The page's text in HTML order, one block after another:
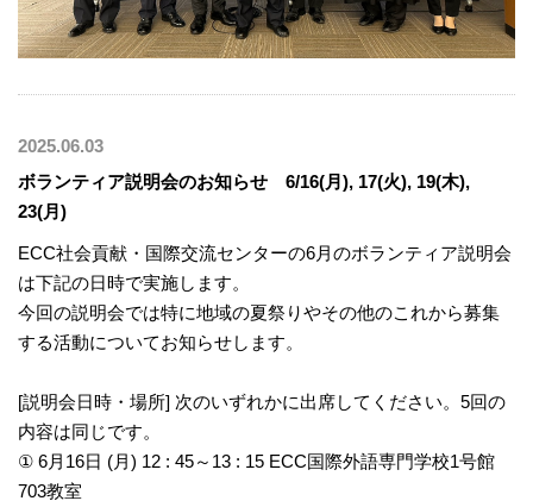
2025.06.03
ボランティア説明会のお知らせ 6/16(月), 17(火), 19(木),
23(月)
ECC社会貢献・国際交流センターの6月のボランティア説明会
は下記の日時で実施します。
今回の説明会では特に地域の夏祭りやその他のこれから募集
する活動についてお知らせします。
[説明会日時・場所] 次のいずれかに出席してください。5回の
内容は同じです。
① 6月16日 (月) 12 : 45～13 : 15 ECC国際外語専門学校1号館
703教室